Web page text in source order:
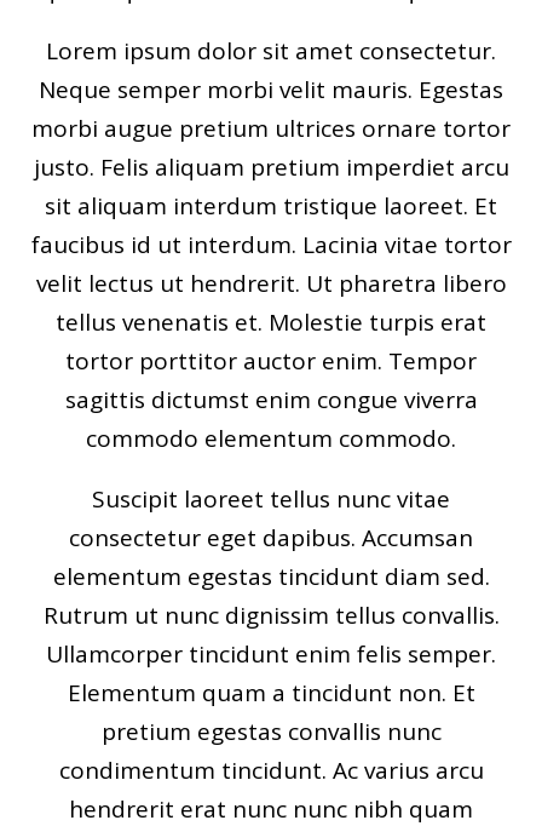
Lorem ipsum dolor sit amet consectetur.
Neque semper morbi velit mauris. Egestas
morbi augue pretium ultrices ornare tortor
justo. Felis aliquam pretium imperdiet arcu
sit aliquam interdum tristique laoreet. Et
faucibus id ut interdum. Lacinia vitae tortor
velit lectus ut hendrerit. Ut pharetra libero
tellus venenatis et. Molestie turpis erat
tortor porttitor auctor enim. Tempor
sagittis dictumst enim congue viverra
commodo elementum commodo.
Suscipit laoreet tellus nunc vitae
consectetur eget dapibus. Accumsan
elementum egestas tincidunt diam sed.
Rutrum ut nunc dignissim tellus convallis.
Ullamcorper tincidunt enim felis semper.
Elementum quam a tincidunt non. Et
pretium egestas convallis nunc
condimentum tincidunt. Ac varius arcu
hendrerit erat nunc nunc nibh quam